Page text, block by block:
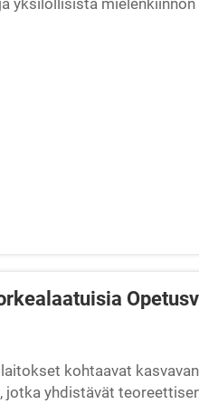
yksilöllisistä
jotka eivät ainoastaan
kohtaavat
yhdistävät